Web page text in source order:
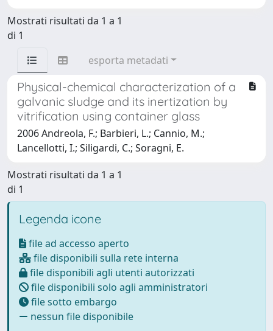
Mostrati risultati da 1 a 1
di 1
esporta metadati
Physical-chemical characterization of a
galvanic sludge and its inertization by
vitrification using container glass
2006 Andreola, F.; Barbieri, L.; Cannio, M.;
Lancellotti, I.; Siligardi, C.; Soragni, E.
Mostrati risultati da 1 a 1
di 1
Legenda icone
file ad accesso aperto
file disponibili sulla rete interna
file disponibili agli utenti autorizzati
file disponibili solo agli amministratori
file sotto embargo
nessun file disponibile